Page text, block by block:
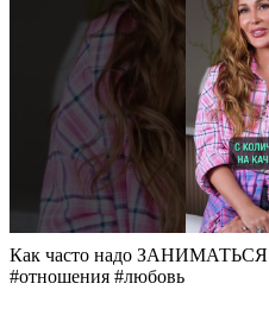
Как часто надо ЗАНИМАТЬСЯ
#отношения #любовь